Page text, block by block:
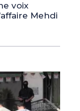
voix
Mehdi